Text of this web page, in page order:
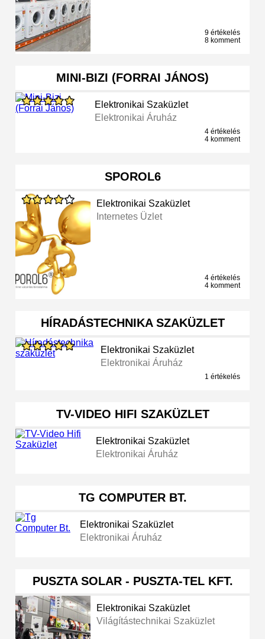
9 értékelés
8 komment
MINI-BIZI (FORRAI JÁNOS)
Elektronikai Szaküzlet
Elektronikai Áruház
4 értékelés
4 komment
SPOROL6
Elektronikai Szaküzlet
Internetes Üzlet
4 értékelés
4 komment
HÍRADÁSTECHNIKA SZAKÜZLET
Elektronikai Szaküzlet
Elektronikai Áruház
1 értékelés
TV-VIDEO HIFI SZAKÜZLET
Elektronikai Szaküzlet
Elektronikai Áruház
TG COMPUTER BT.
Elektronikai Szaküzlet
Elektronikai Áruház
PUSZTA SOLAR - PUSZTA-TEL KFT.
Elektronikai Szaküzlet
Világítástechnikai Szaküzlet